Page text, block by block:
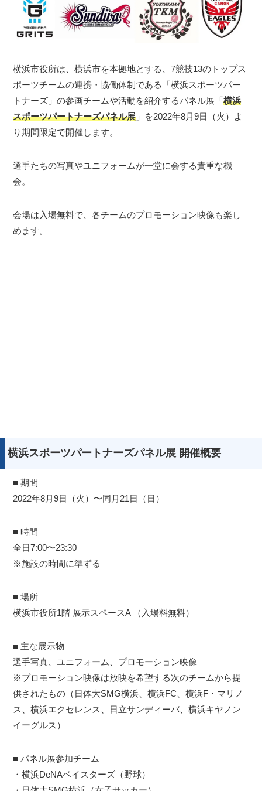
横浜市役所は、横浜市を本拠地とする、7競技13のトップス
ポーツチームの連携・協働体制である「横浜スポーツパー
トナーズ」の参画チームや活動を紹介するパネル展「横浜
スポーツパートナーズパネル展 」を2022年8月9日（火）よ
り期間限定で開催します。
選手たちの写真やユニフォームが一堂に会する貴重な機
会。
会場は入場無料で、各チームのプロモーション映像も楽し
めます。
横浜スポーツパートナーズパネル展 開催概要
■ 期間
2022年8月9日（火）〜同月21日（日）
■ 時間
全日7:00〜23:30
※施設の時間に準ずる
■ 場所
横浜市役所1階 展示スペースA （入場料無料）
■ 主な展示物
選手写真、ユニフォーム、プロモーション映像
※プロモーション映像は放映を希望する次のチームから提
供されたもの（日体大SMG横浜、横浜FC、横浜F・マリノ
ス、横浜エクセレンス、日立サンディーバ、横浜キヤノン
イーグルス）
■ パネル展参加チーム
・横浜DeNAベイスターズ（野球）